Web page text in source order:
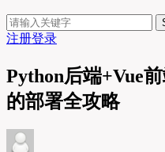
注册登录
Python后端+Vue
的部署全攻略